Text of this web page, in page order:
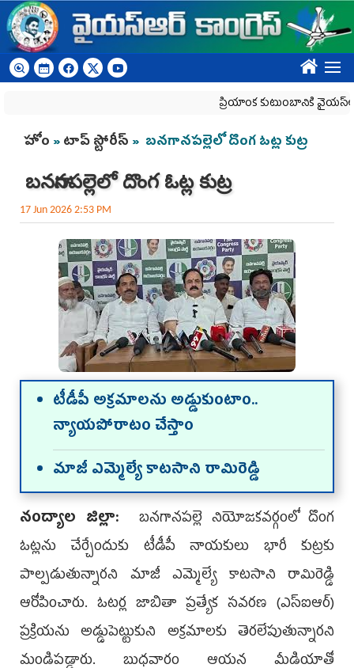
Skip to main content
????
ప్రియాంక కుటుంబానికి
You are here
హోం »టాప్ స్టోరీస్ » బనగానపల్లెలో దొంగ ఓట్ల కుట్ర
బనగానపల్లెలో దొంగ ఓట్ల కుట్ర
17 Jun 2026 2:53 PM
టీడీపీ అక్రమాలను అడ్డుకుంటాం..
న్యాయపోరాటం చేస్తాం
మాజీ ఎమ్మెల్యే కాటసాని రామిరెడ్డి
నంద్యాల జిల్లా:బనగానపల్లె నియోజకవర్గంలో దొంగ
ఓట్లను చేర్చేందుకు టీడీపీ నాయకులు భారీ కుట్రకు
పాల్పడుతున్నారని మాజీ ఎమ్మెల్యే కాటసాని రామిరెడ్డి
ఆరోపించారు. ఓటర్ల జాబితా ప్రత్యేక సవరణ (ఎస్‌ఐఆర్)
ప్రక్రియను అడ్డుపెట్టుకుని అక్రమాలకు తెరలేపుతున్నారని
మండిపడ్డారు. బుధ‌వారం ఆయ‌న మీడియాతో